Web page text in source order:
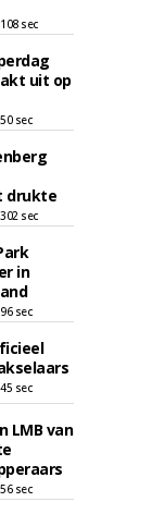
108 sec
uit op
50 sec
drukte
302 sec
in
96 sec
45 sec
LMB van
56 sec